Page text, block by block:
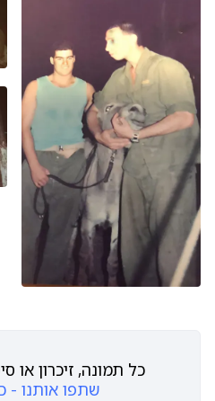
כל תמונה, זיכרון או
שתפו אותנו -